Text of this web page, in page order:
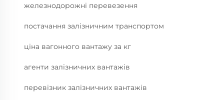
железнодорожні перевезення
постачання залізничним транспортом
ціна вагонного вантажу за кг
агенти залізничних вантажів
перевізник залізничних вантажів